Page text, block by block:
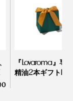
『Lovaroma』専
精油2本ギフト